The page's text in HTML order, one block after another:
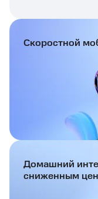
Скоростной
Домашний
сниженным